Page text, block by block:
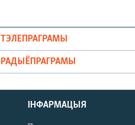
ТЭЛЕПРАГРАМЫ
РАДЫЁПРАГРАМЫ
ІНФАРМАЦЫЯ